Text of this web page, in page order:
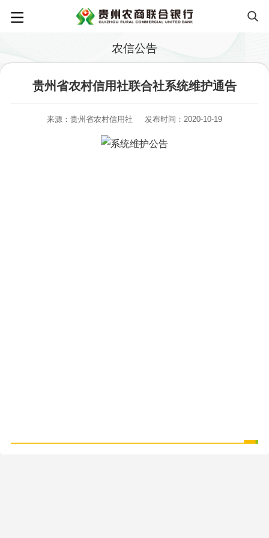
农信公告
贵州省农村信用社联合社系统维护通告
来源：贵州省农村信用社 发布时间：2020-10-19